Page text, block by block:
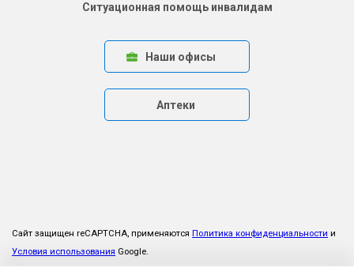
Ситуационная помощь инвалидам
Наши офисы
Аптеки
Сайт защищен reCAPTCHA, применяются Политика конфиденциальности и
Условия использования Google.